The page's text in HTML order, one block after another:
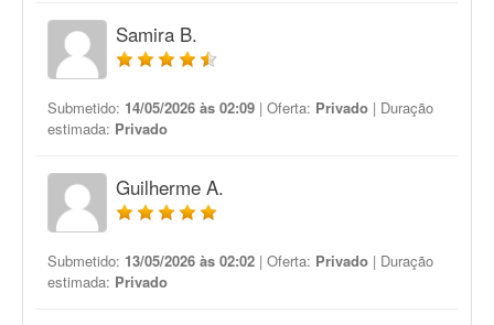
Samira B.
Submetido: 14/05/2026 às 02:09 | Oferta: Privado | Duração
estimada: Privado
Guilherme A.
Submetido: 13/05/2026 às 02:02 | Oferta: Privado | Duração
estimada: Privado